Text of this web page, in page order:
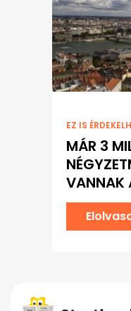
EZ IS
MÁR 3
VANNAK